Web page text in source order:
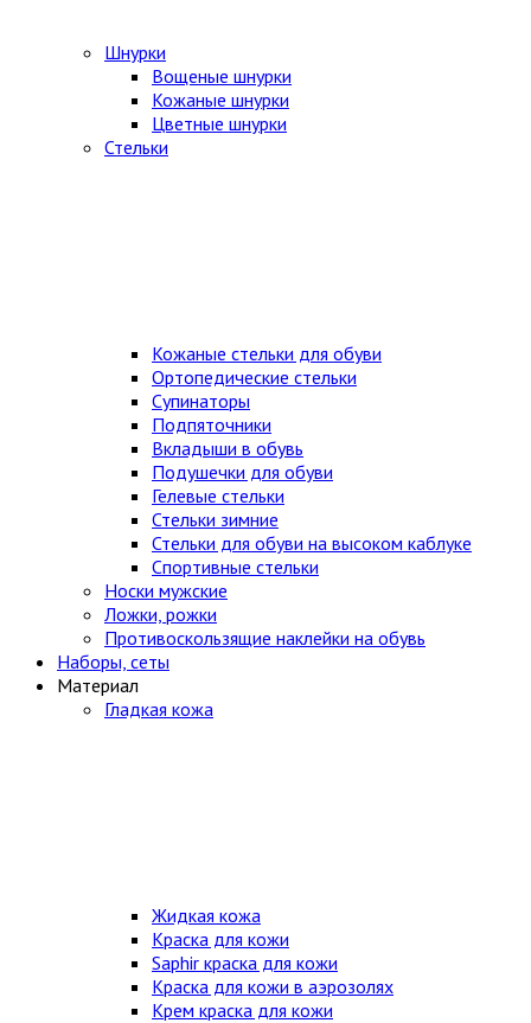
Шнурки
Вощеные шнурки
Кожаные шнурки
Цветные шнурки
Стельки
Кожаные стельки для обуви
Ортопедические стельки
Супинаторы
Подпяточники
Вкладыши в обувь
Подушечки для обуви
Гелевые стельки
Стельки зимние
Стельки для обуви на высоком каблуке
Спортивные стельки
Носки мужские
Ложки, рожки
Противоскользящие наклейки на обувь
Наборы, сеты
Материал
Гладкая кожа
Жидкая кожа
Краска для кожи
Saphir краска для кожи
Краска для кожи в аэрозолях
Крем краска для кожи